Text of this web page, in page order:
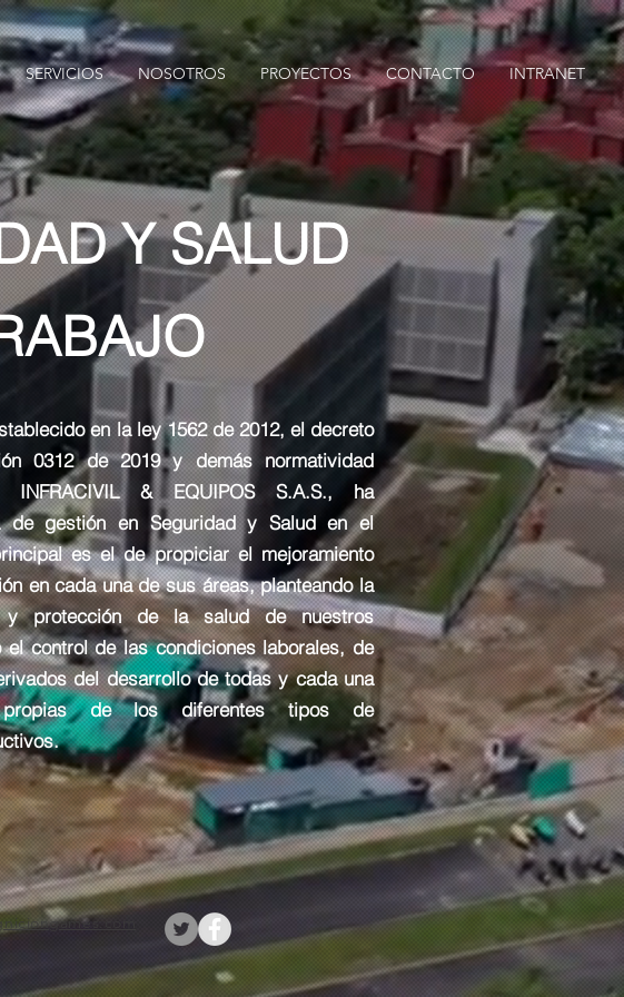
SERVICIOS NOSOTROS PROYECTOS CONTACTO INTRANET
Y SALUD
en la ley 1562 de 2012, el decreto
0312 de 2019 y demás normatividad
INFRACIVIL & EQUIPOS S.A.S., ha
de gestión en Seguridad y Salud en el
es el de propiciar el mejoramiento
en cada una de sus áreas, planteando la
y protección de la salud de nuestros
el control de las condiciones laborales, de
del desarrollo de todas y cada una
de los diferentes tipos de
igniciongames.com